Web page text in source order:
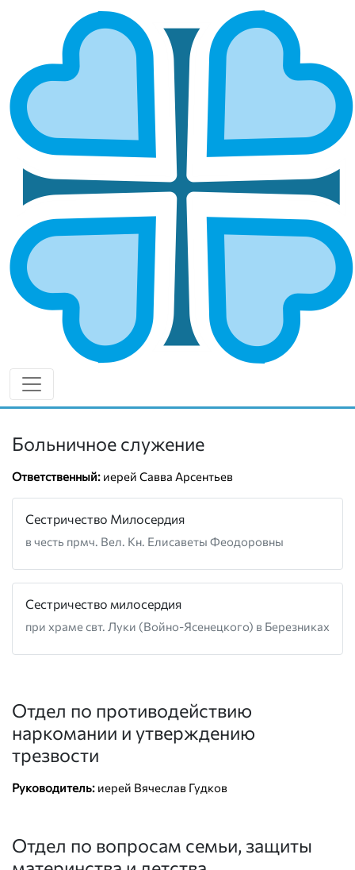
СОЛИКАМСКАЯ И ЧУСОВСКАЯ
ГЛАВНАЯ МИТРОПОЛИИ СОЛИКАМСКАЯ И ЧУСОВСКАЯ
Епархией управляет епископ Соликамский и
Чусовской Зосима.
ОСНОВНЫЕ НАПРАВЛЕНИЯ
РАБОТЫ
Социальное служение
Руководитель: иерей Константин Курсанин
8 (902) 635-79-59
vk.com/socsol
Больничное служение
Ответственный: иерей Савва Арсентьев
Сестричество Милосердия
в честь прмч. Вел. Кн. Елисаветы Феодоровны
Сестричество милосердия
при храме свт. Луки (Войно-Ясенецкого) в Березниках
Отдел по противодействию
наркомании и утверждению
трезвости
Руководитель: иерей Вячеслав Гудков
Отдел по вопросам семьи, защиты